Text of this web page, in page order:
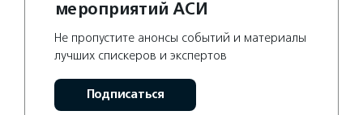
мероприятий АСИ
Не пропустите анонсы событий и материалы
лучших спискеров и экспертов
Подписаться